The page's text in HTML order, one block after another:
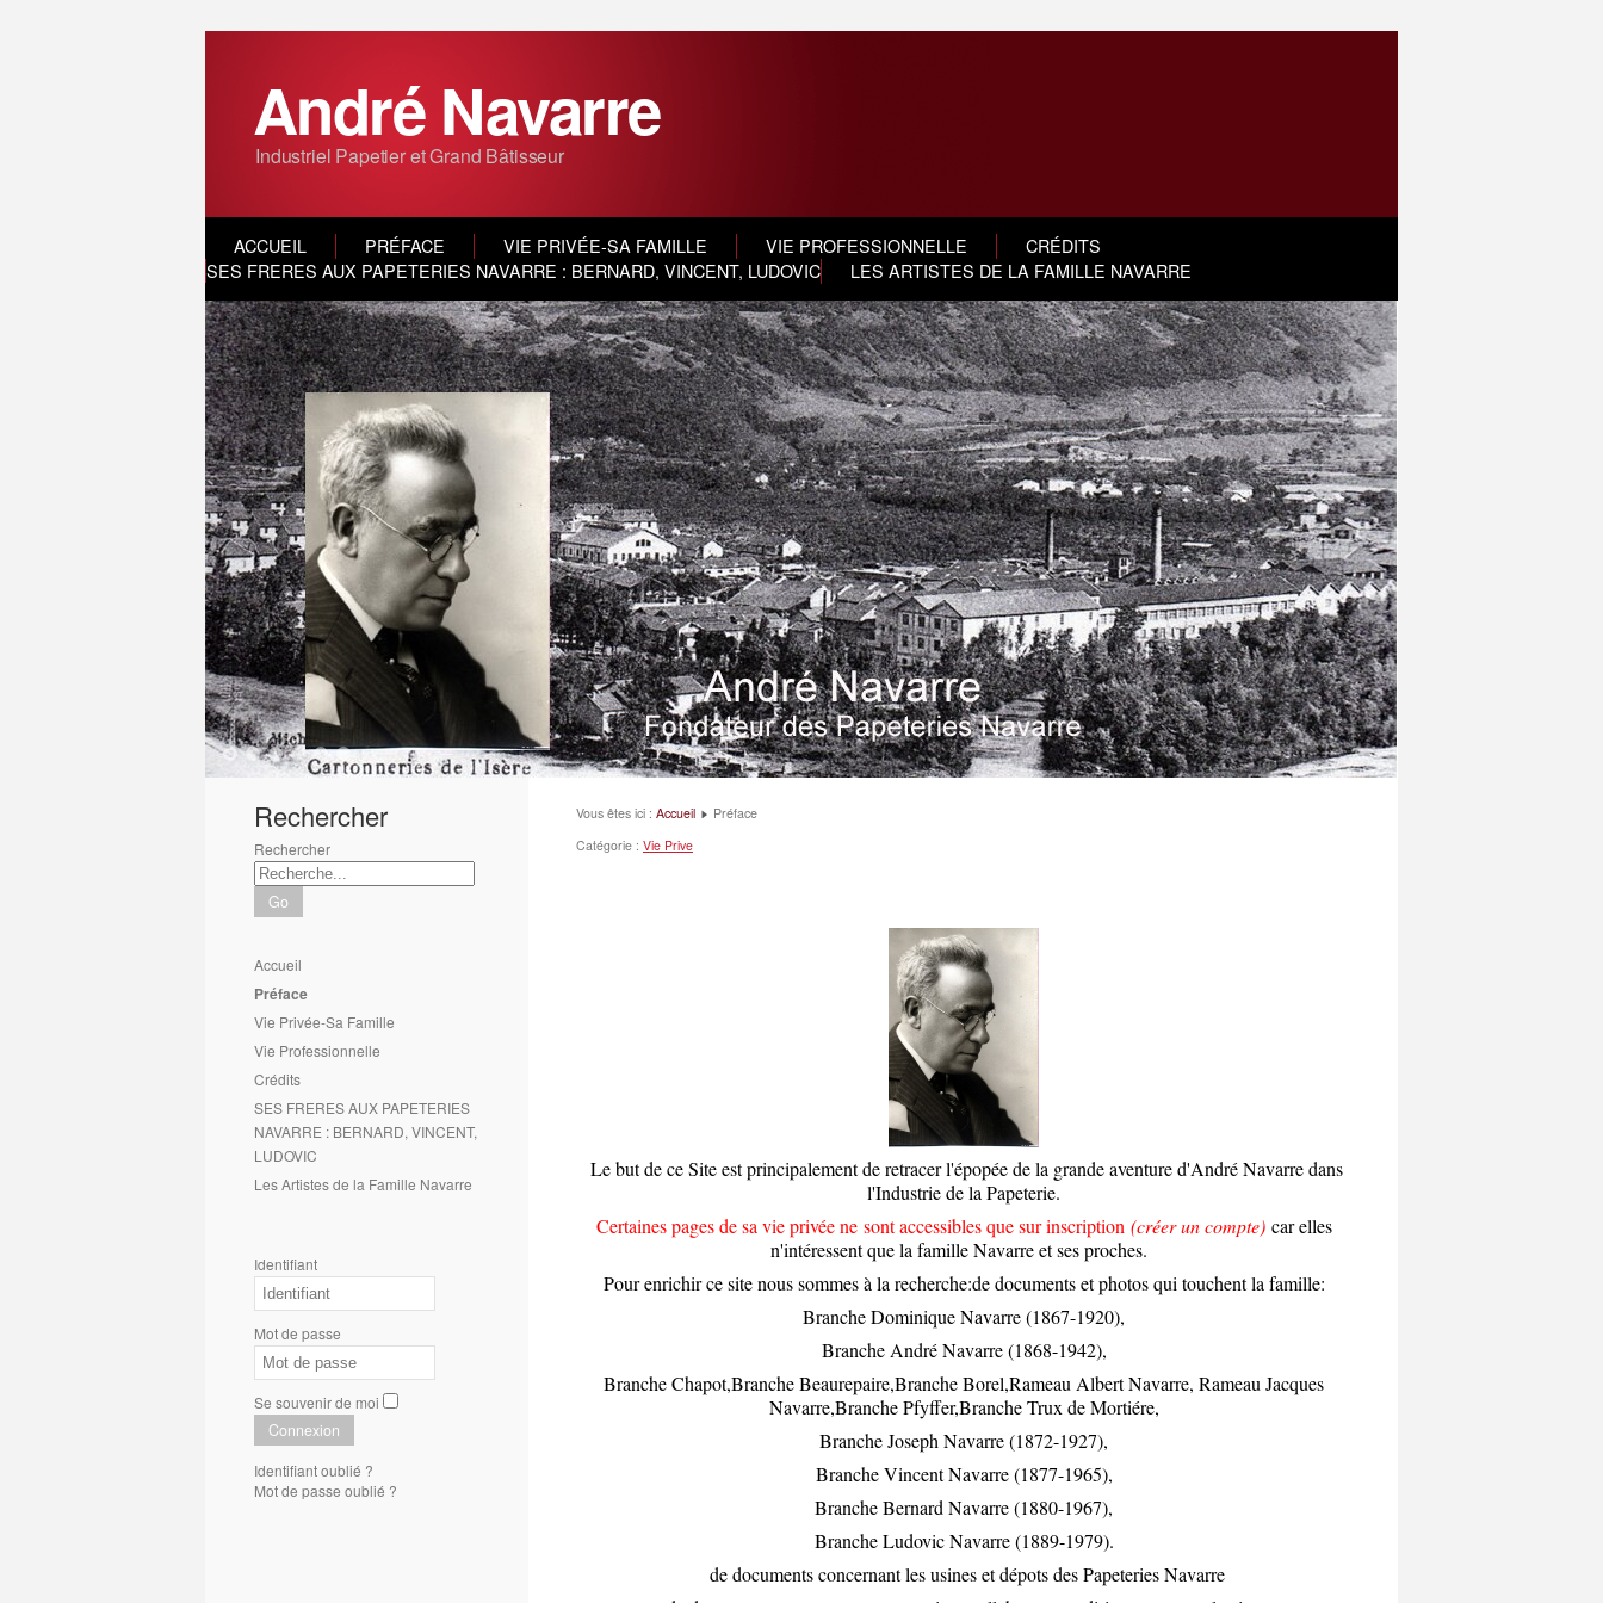
André Navarre
Industriel Papetier et Grand Bâtisseur
ACCUEIL PRÉFACE VIE PRIVÉE-SA FAMILLE VIE PROFESSIONNELLE
CRÉDITS
SES FRERES AUX PAPETERIES NAVARRE : BERNARD, VINCENT, LUDOVIC
LES ARTISTES DE LA FAMILLE NAVARRE
3 4 5 6
Rechercher
Rechercher
Go
Accueil
Préface
Vie Privée-Sa Famille
Vie Professionnelle
Crédits
SES FRERES AUX PAPETERIES
NAVARRE : BERNARD, VINCENT,
LUDOVIC
Les Artistes de la Famille Navarre
Identifiant
Mot de passe
Se souvenir de moi
Connexion
Identifiant oublié ?
Mot de passe oublié ?
Vous êtes ici : Accueil
Préface
Catégorie : Vie Prive
Le but de ce Site est principalement de retracer l'épopée de la grande aventure d'André Navarre dans
l'Industrie de la Papeterie.
Certaines pages de sa vie privée ne sont accessibles que sur inscription (créer un compte) car elles
n'intéressent que la famille Navarre et ses proches.
Pour enrichir ce site nous sommes à la recherche:de documents et photos qui touchent la famille:
Branche Dominique Navarre (1867-1920),
Branche André Navarre (1868-1942),
Branche Chapot,Branche Beaurepaire,Branche Borel,Rameau Albert Navarre, Rameau Jacques
Navarre,Branche Pfyffer,Branche Trux de Mortiére,
Branche Joseph Navarre (1872-1927),
Branche Vincent Navarre (1877-1965),
Branche Bernard Navarre (1880-1967),
Branche Ludovic Navarre (1889-1979).
de documents concernant les usines et dépots des Papeteries Navarre